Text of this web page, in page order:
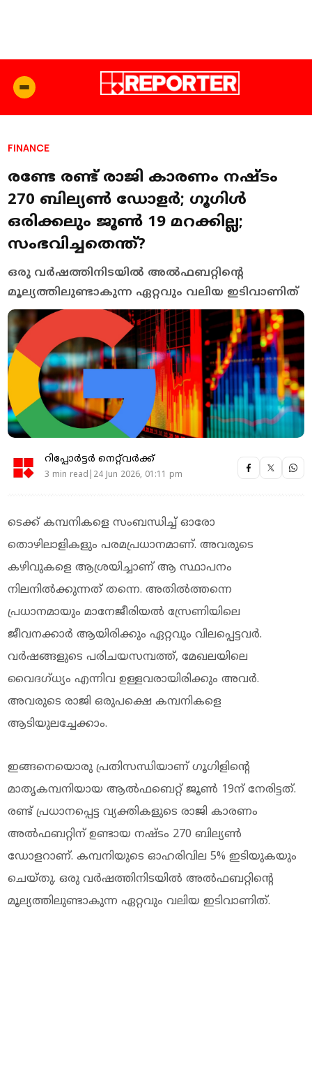
FINANCE
രണ്ടേ രണ്ട് രാജി കാരണം നഷ്ടം
270 ബില്യൺ ഡോളർ; ഗൂഗിൾ
ഒരിക്കലും ജൂൺ 19 മറക്കില്ല;
സംഭവിച്ചതെന്ത്?
ഒരു വർഷത്തിനിടയിൽ അൽഫബറ്റിന്റെ
മൂല്യത്തിലുണ്ടാകുന്ന ഏറ്റവും വലിയ ഇടിവാണിത്
റിപ്പോർട്ടർ നെറ്റ്‌വര്‍ക്ക്‌
3 min read|24 Jun 2026, 01:11 pm
ടെക്ക് കമ്പനികളെ സംബന്ധിച്ച് ഓരോ
തൊഴിലാളികളും പരമപ്രധാനമാണ്. അവരുടെ
കഴിവുകളെ ആശ്രയിച്ചാണ് ആ സ്ഥാപനം
നിലനിൽക്കുന്നത് തന്നെ. അതിൽത്തന്നെ
പ്രധാനമായും മാനേജീരിയൽ സ്രേണിയിലെ
ജീവനക്കാർ ആയിരിക്കും ഏറ്റവും വിലപ്പെട്ടവർ.
വർഷങ്ങളുടെ പരിചയസമ്പത്ത്, മേഖലയിലെ
വൈദഗ്ധ്യം എന്നിവ ഉള്ളവരായിരിക്കും അവർ.
അവരുടെ രാജി ഒരുപക്ഷെ കമ്പനികളെ
ആടിയുലച്ചേക്കാം.
ഇങ്ങനെയൊരു പ്രതിസന്ധിയാണ് ഗൂഗിളിന്റെ
മാതൃകമ്പനിയായ ആൽഫബെറ്റ് ജൂൺ 19ന് നേരിട്ടത്.
രണ്ട് പ്രധാനപ്പെട്ട വ്യക്തികളുടെ രാജി കാരണം
അൽഫബറ്റിന് ഉണ്ടായ നഷ്ടം 270 ബില്യൺ
ഡോളറാണ്. കമ്പനിയുടെ ഓഹരിവില 5% ഇടിയുകയും
ചെയ്തു. ഒരു വർഷത്തിനിടയിൽ അൽഫബറ്റിന്റെ
മൂല്യത്തിലുണ്ടാകുന്ന ഏറ്റവും വലിയ ഇടിവാണിത്.